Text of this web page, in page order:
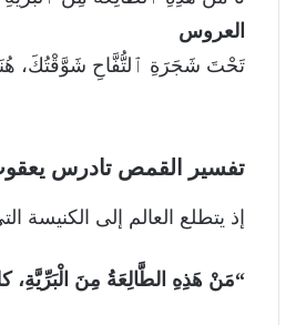
العروس
تَحْتَ شَجَرَةِ ٱلتُّفَّاحِ شَوَّقْتُكَ،
تفسير القمص تادرس
إذ يتطلع العالم إلى الكنيسة
“مَنْ هَذِهِ الطَّالِعَةُ مِنَ الْبَرِّيَّةِ، كلها بيضاء[184]، مُسْتَنِدَةً عَلَى